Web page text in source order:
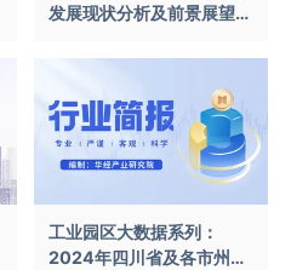
发展现状分析及前景展望报
工业园区大数据系列：
2024年四川省及各市州工